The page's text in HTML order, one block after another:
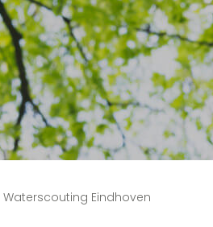
Waterscouting Eindhoven